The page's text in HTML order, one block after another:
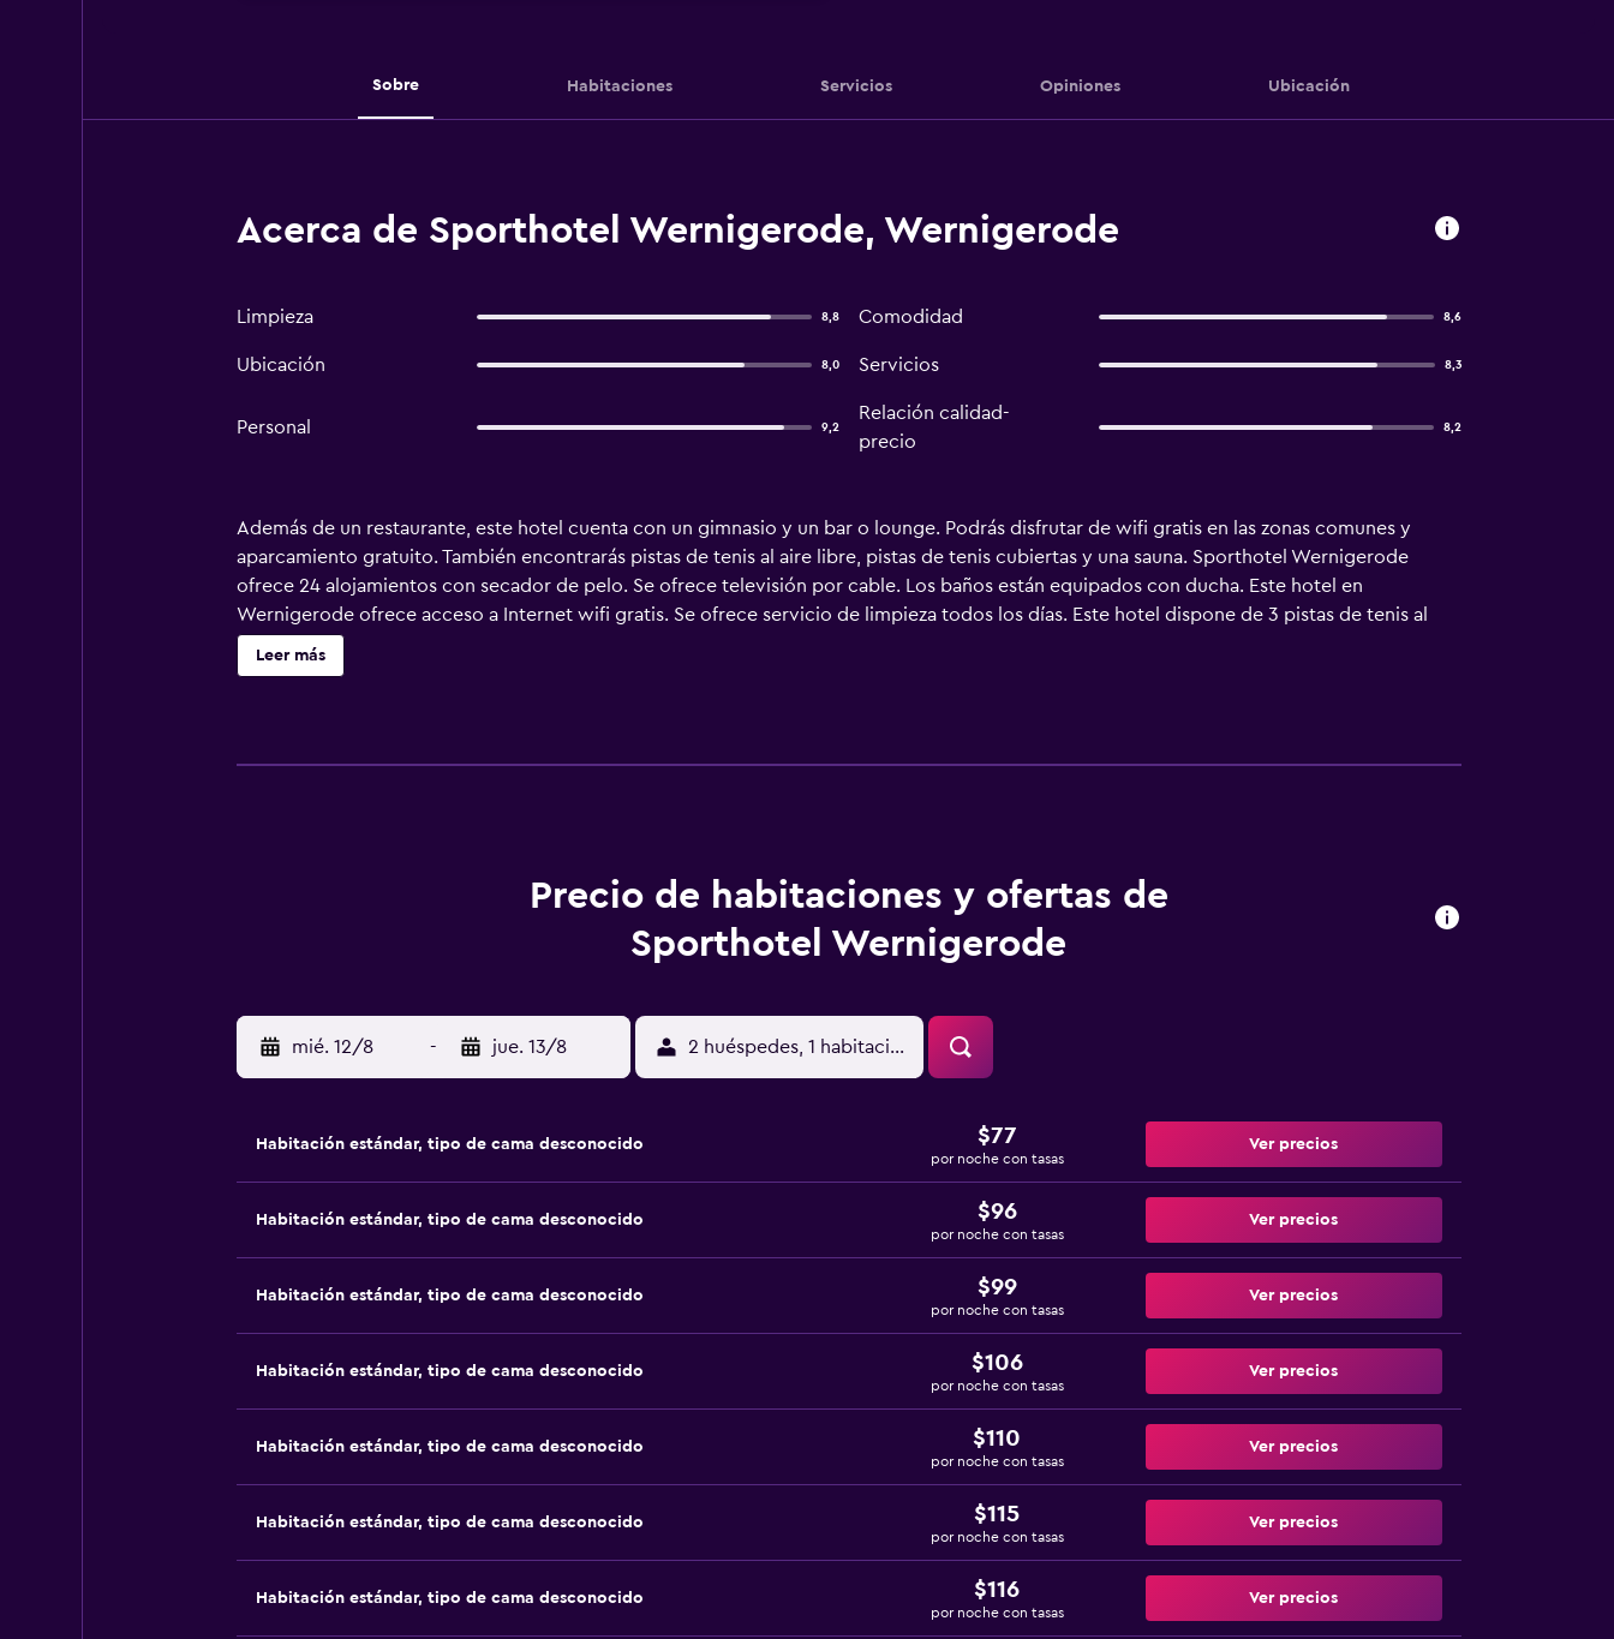
Sobre Habitaciones Servicios Opiniones Ubicación
Acerca de Sporthotel Wernigerode, Wernigerode
Limpieza 8,8 Comodidad 8,6
Ubicación 8,0 Servicios 8,3
Personal 9,2
Relación calidad-
precio
8,2
Además de un restaurante, este hotel cuenta con un gimnasio y un bar o lounge. Podrás disfrutar de wifi gratis en las zonas comunes y
aparcamiento gratuito. También encontrarás pistas de tenis al aire libre, pistas de tenis cubiertas y una sauna. Sporthotel Wernigerode
ofrece 24 alojamientos con secador de pelo. Se ofrece televisión por cable. Los baños están equipados con ducha. Este hotel en
Wernigerode ofrece acceso a Internet wifi gratis. Se ofrece servicio de limpieza todos los días. Este hotel dispone de 3 pistas de tenis al
aire libre y 3 pistas de tenis cubiertas. Otros servicios de ocio y esparcimiento incluyen sauna y gimnasio. Se pueden practicar las
actividades de ocio y esparcimiento que se indican más abajo en las instalaciones o cerca del alojamiento (es posible que se aplique un
Leer más
Precio de habitaciones y ofertas de
Sporthotel Wernigerode
mié. 12/8 - jue. 13/8 2 huéspedes, 1 habitación
Habitación estándar, tipo de cama desconocido $77
por noche con tasas
Ver precios
Habitación estándar, tipo de cama desconocido $96
por noche con tasas
Ver precios
Habitación estándar, tipo de cama desconocido $99
por noche con tasas
Ver precios
Habitación estándar, tipo de cama desconocido $106
por noche con tasas
Ver precios
Habitación estándar, tipo de cama desconocido $110
por noche con tasas
Ver precios
Habitación estándar, tipo de cama desconocido $115
por noche con tasas
Ver precios
Habitación estándar, tipo de cama desconocido $116
por noche con tasas
Ver precios